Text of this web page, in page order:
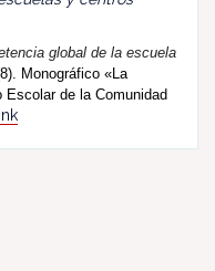
global de la escuela
Monográfico «La
Escolar de la Comunidad